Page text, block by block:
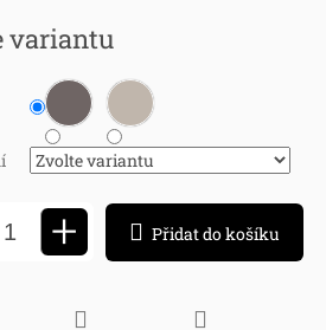
variantu
+ Přidat do košíku